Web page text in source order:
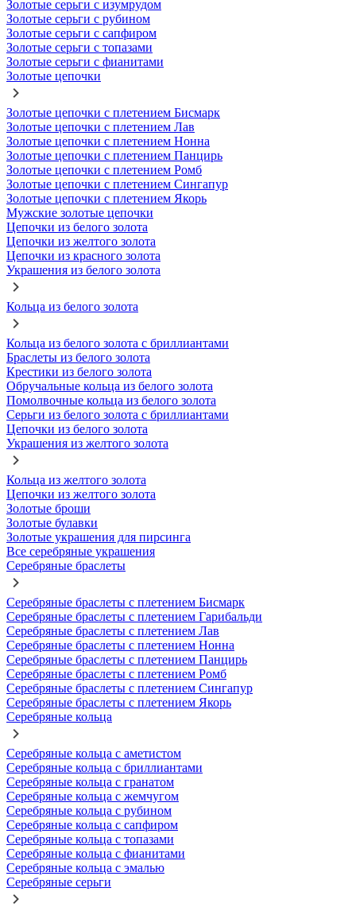
Золотые серьги с изумрудом
Золотые серьги с рубином
Золотые серьги с сапфиром
Золотые серьги с топазами
Золотые серьги с фианитами
Золотые цепочки
Золотые цепочки с плетением Бисмарк
Золотые цепочки с плетением Лав
Золотые цепочки с плетением Нонна
Золотые цепочки с плетением Панцирь
Золотые цепочки с плетением Ромб
Золотые цепочки с плетением Сингапур
Золотые цепочки с плетением Якорь
Мужские золотые цепочки
Цепочки из белого золота
Цепочки из желтого золота
Цепочки из красного золота
Украшения из белого золота
Кольца из белого золота
Кольца из белого золота с бриллиантами
Браслеты из белого золота
Крестики из белого золота
Обручальные кольца из белого золота
Помолвочные кольца из белого золота
Серьги из белого золота с бриллиантами
Цепочки из белого золота
Украшения из желтого золота
Кольца из желтого золота
Цепочки из желтого золота
Золотые броши
Золотые булавки
Золотые украшения для пирсинга
Все серебряные украшения
Серебряные браслеты
Серебряные браслеты с плетением Бисмарк
Серебряные браслеты с плетением Гарибальди
Серебряные браслеты с плетением Лав
Серебряные браслеты с плетением Нонна
Серебряные браслеты с плетением Панцирь
Серебряные браслеты с плетением Ромб
Серебряные браслеты с плетением Сингапур
Серебряные браслеты с плетением Якорь
Серебряные кольца
Серебряные кольца с аметистом
Серебряные кольца с бриллиантами
Серебряные кольца с гранатом
Серебряные кольца с жемчугом
Серебряные кольца с рубином
Серебряные кольца с сапфиром
Серебряные кольца с топазами
Серебряные кольца с фианитами
Серебряные кольца с эмалью
Серебряные серьги